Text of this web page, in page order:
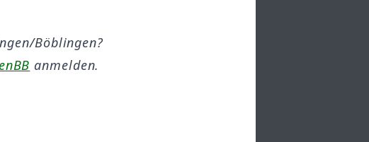
Böblingen?
anmelden.